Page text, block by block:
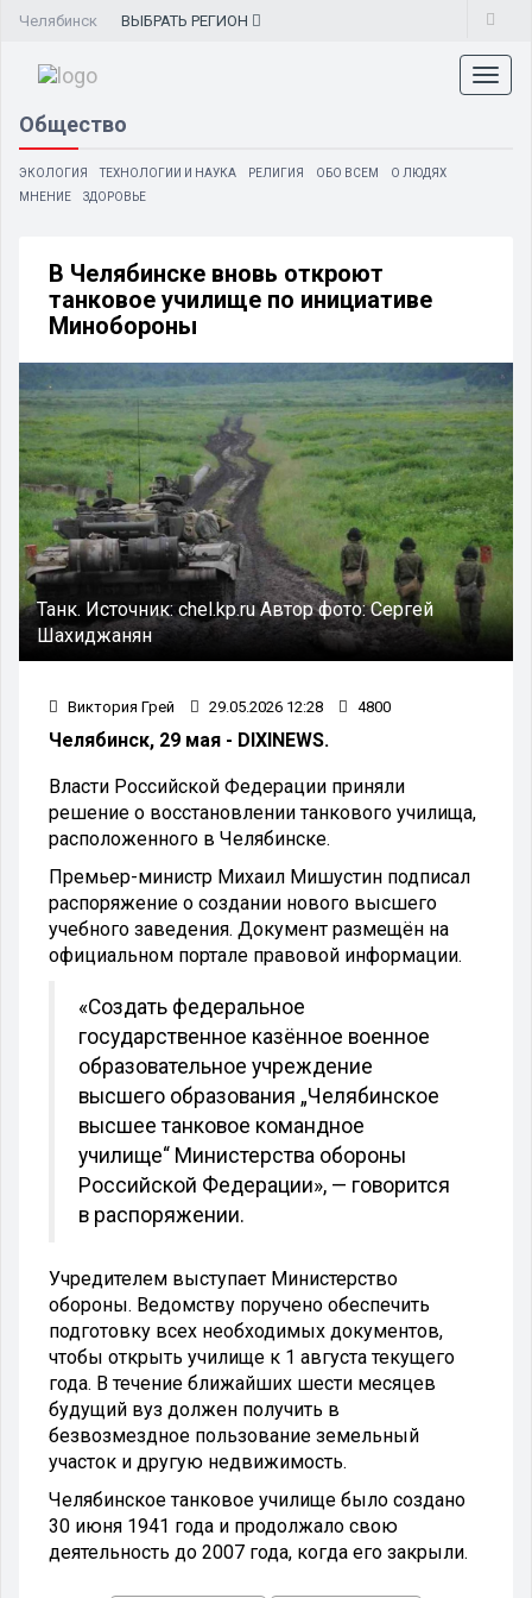
Челябинск ВЫБРАТЬ РЕГИОН
Общество
ЭКОЛОГИЯ ТЕХНОЛОГИИ И НАУКА РЕЛИГИЯ ОБО ВСЕМ
О ЛЮДЯХ
МНЕНИЕ
ЗДОРОВЬЕ
В Челябинске вновь откроют
танковое училище по инициативе
Минобороны
Танк. Источник:chel.kp.ruАвтор фото:Сергей
Шахиджанян
Виктория Грей 29.05.2026 12:28 4800
Челябинск, 29 мая - DIXINEWS.
Власти Российской Федерации приняли
решение о восстановлении танкового училища,
расположенного в Челябинске.
Премьер-министр Михаил Мишустин подписал
распоряжение о создании нового высшего
учебного заведения. Документ размещён на
официальном портале правовой информации.
«Создать федеральное
государственное казённое военное
образовательное учреждение
высшего образования „Челябинское
высшее танковое командное
училище“ Министерства обороны
Российской Федерации», — говорится
в распоряжении.
Учредителем выступает Министерство
обороны. Ведомству поручено обеспечить
подготовку всех необходимых документов,
чтобы открыть училище к 1 августа текущего
года. В течение ближайших шести месяцев
будущий вуз должен получить в
безвозмездное пользование земельный
участок и другую недвижимость.
Челябинское танковое училище было создано
30 июня 1941 года и продолжало свою
деятельность до 2007 года, когда его закрыли.